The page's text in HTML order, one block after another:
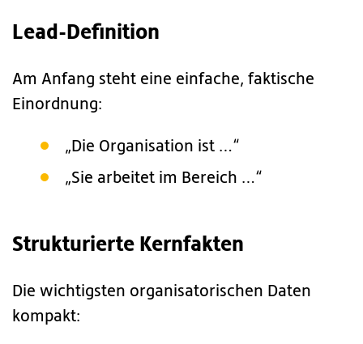
Lead-Definition
Am Anfang steht eine einfache, faktische
Einordnung:
„Die Organisation ist …“
„Sie arbeitet im Bereich …“
Strukturierte Kernfakten
Die wichtigsten organisatorischen Daten
kompakt: